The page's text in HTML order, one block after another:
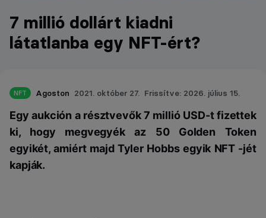
7 millió dollárt kiadni
látatlanba egy NFT-ért?
NFT Agoston 2021. október 27. Frissítve: 2026. július 15.
Egy aukción a résztvevők 7 millió USD-t fizettek
ki, hogy megvegyék az 50 Golden Token
egyikét, amiért majd Tyler Hobbs egyik NFT -jét
kapják.